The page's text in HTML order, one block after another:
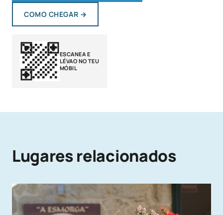
COMO CHEGAR →
ESCANEA E
LÉVAO NO TEU
MÓBIL
Lugares relacionados